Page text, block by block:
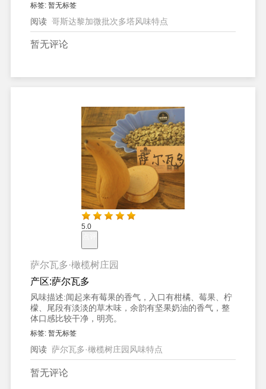
标签: 暂无标签
阅读 哥斯达黎加微批次多塔风味特点
暂无评论
5.0
萨尔瓦多·橄榄树庄园
产区:萨尔瓦多
风味描述:闻起来有莓果的香气，入口有柑橘、莓果、柠
檬、尾段有淡淡的草木味，余韵有坚果奶油的香气，整
体口感比较干净，明亮。
标签: 暂无标签
阅读 萨尔瓦多·橄榄树庄园风味特点
暂无评论